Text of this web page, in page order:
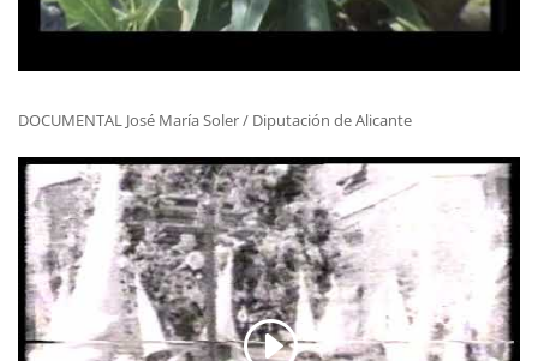
DOCUMENTAL José María Soler / Diputación de Alicante